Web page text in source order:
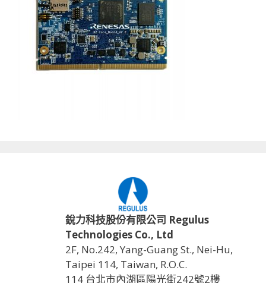
銳力科技股份有限公司 Regulus
Technologies Co., Ltd
2F, No.242, Yang-Guang St., Nei-Hu,
Taipei 114, Taiwan, R.O.C.
114 台北市內湖區陽光街242號2樓